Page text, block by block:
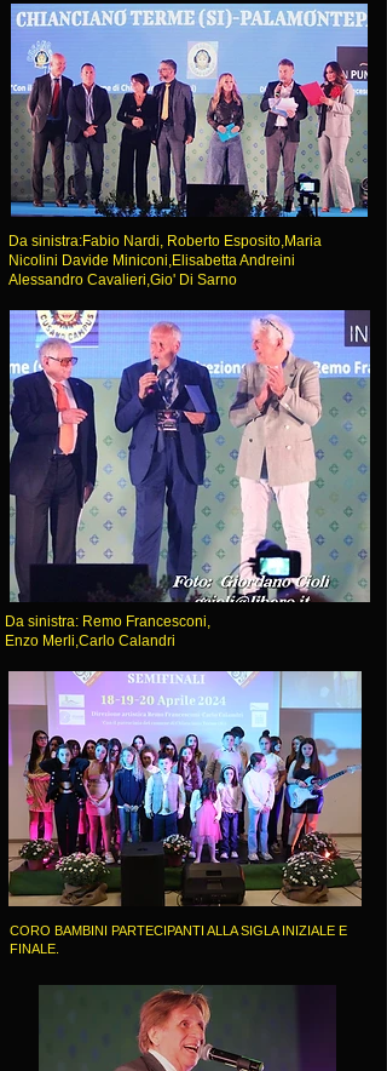
Da sinistra:Fabio Nardi, Roberto Esposito,Maria
Nicolini Davide Miniconi,Elisabetta Andreini
Alessandro Cavalieri,Gio' Di Sarno
Da sinistra: Remo Francesconi,
Enzo Merli,Carlo Calandri
CORO BAMBINI PARTECIPANTI ALLA SIGLA INIZIALE E
FINALE.